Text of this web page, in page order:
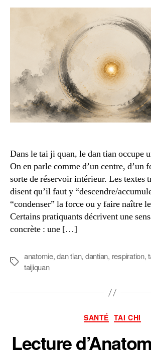
Dans le tai ji quan, le dan tian occupe
On en parle comme d’un centre, d’un
sorte de réservoir intérieur. Les textes
disent qu’il faut y “descendre/
“condenser” la force ou y faire naître
Certains pratiquants décrivent une
concrète : une […]
Étiquettes
anatomie,dan tian, dantian, respiration,
taijiquan
Catégories
SANTÉ TAI CHI
Lecture